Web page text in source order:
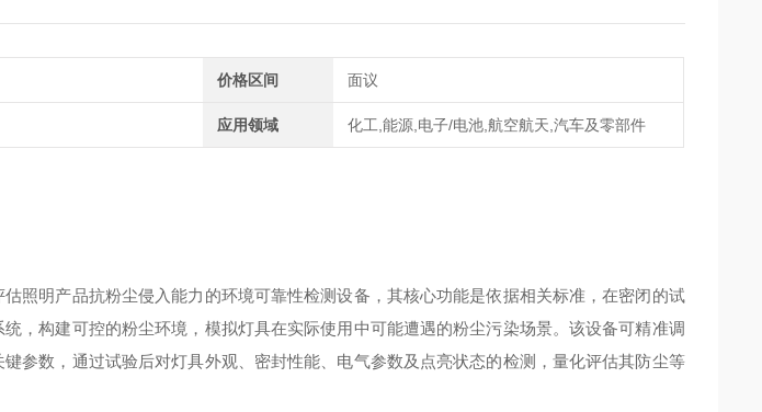
价格区间 面议
应用领域 化工,能源,电子/电池,航空航天,汽车及零部件
明产品抗粉尘侵入能力的环境可靠性检测设备，其核心功能是依据相关标准，在密闭的试
，构建可控的粉尘环境，模拟灯具在实际使用中可能遭遇的粉尘污染场景。该设备可精准调
参数，通过试验后对灯具外观、密封性能、电气参数及点亮状态的检测，量化评估其防尘等